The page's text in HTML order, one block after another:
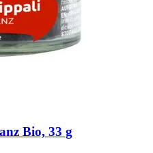
Bio, 33 g